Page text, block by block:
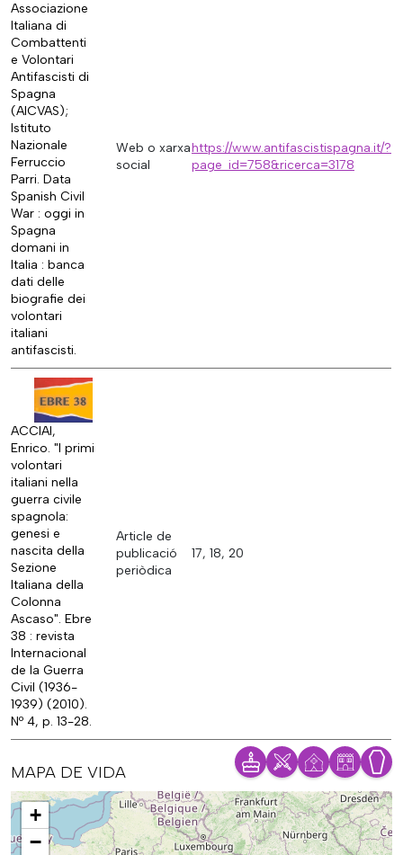
Associazione
Italiana di
Combattenti
e Volontari
Antifascisti di
Spagna
(AICVAS);
Istituto
Nazionale
Ferruccio
Parri. Data
Spanish Civil
War : oggi in
Spagna
domani in
Italia : banca
dati delle
biografie dei
volontari
italiani
antifascisti.
Web o xarxa
social
https://www.antifascistispagna.it/?
page_id=758&ricerca=3178
ACCIAI,
Enrico. "I primi
volontari
italiani nella
guerra civile
spagnola:
genesi e
nascita della
Sezione
Italiana della
Colonna
Ascaso". Ebre
38 : revista
Internacional
de la Guerra
Civil (1936-
1939) (2010).
Nº 4, p. 13-28.
Article de
publicació
periòdica
17, 18, 20
MAPA DE VIDA
Mapa
+
−